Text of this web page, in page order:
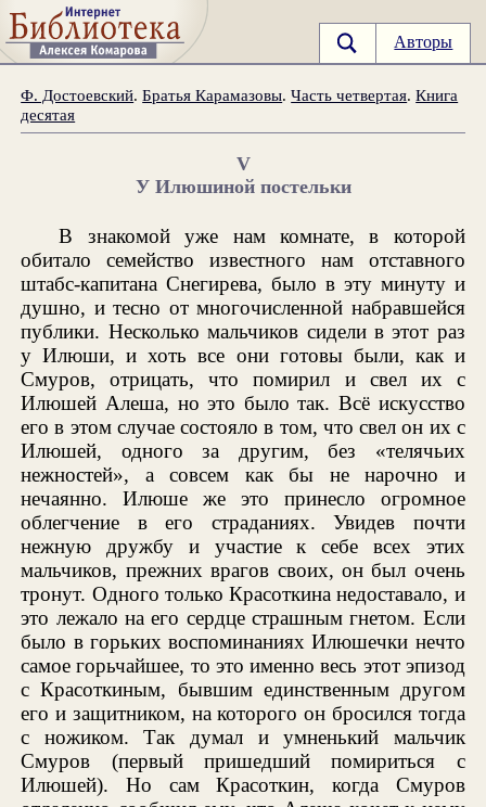
Авторы
Ф. Достоевский.Братья Карамазовы.Часть четвертая.Книга
десятая
V
У Илюшиной постельки
В знакомой уже нам комнате, в которой
обитало семейство известного нам отставного
штабс-капитана Снегирева, было в эту минуту и
душно, и тесно от многочисленной набравшейся
публики. Несколько мальчиков сидели в этот раз
у Илюши, и хоть все они готовы были, как и
Смуров, отрицать, что помирил и свел их с
Илюшей Алеша, но это было так. Всё искусство
его в этом случае состояло в том, что свел он их с
Илюшей, одного за другим, без «телячьих
нежностей», а совсем как бы не нарочно и
нечаянно. Илюше же это принесло огромное
облегчение в его страданиях. Увидев почти
нежную дружбу и участие к себе всех этих
мальчиков, прежних врагов своих, он был очень
тронут. Одного только Красоткина недоставало, и
это лежало на его сердце страшным гнетом. Если
было в горьких воспоминаниях Илюшечки нечто
самое горьчайшее, то это именно весь этот эпизод
с Красоткиным, бывшим единственным другом
его и защитником, на которого он бросился тогда
с ножиком. Так думал и умненький мальчик
Смуров (первый пришедший помириться с
Илюшей). Но сам Красоткин, когда Смуров